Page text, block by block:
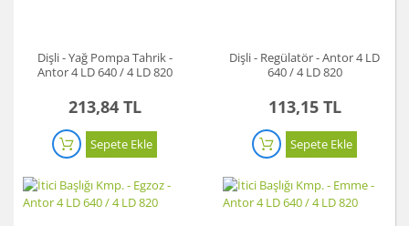
Dişli - Yağ Pompa Tahrik -
Antor 4 LD 640 / 4 LD 820
213,84 TL
Sepete Ekle
Dişli - Regülatör - Antor 4 LD
640 / 4 LD 820
113,15 TL
Sepete Ekle